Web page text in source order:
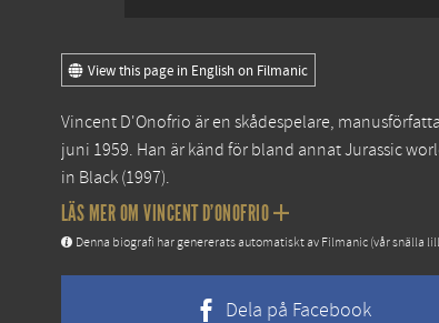
View this page in English on Filmanic
Vincent D'Onofrio är en skådespelare,
juni 1959. Han är känd för bland annatJurassic
in Black (1997).
LÄS MER OM VINCENT D'ONOFRIO
Denna biografi har genererats automatiskt av Filmanic (vår snälla
Dela på Facebook